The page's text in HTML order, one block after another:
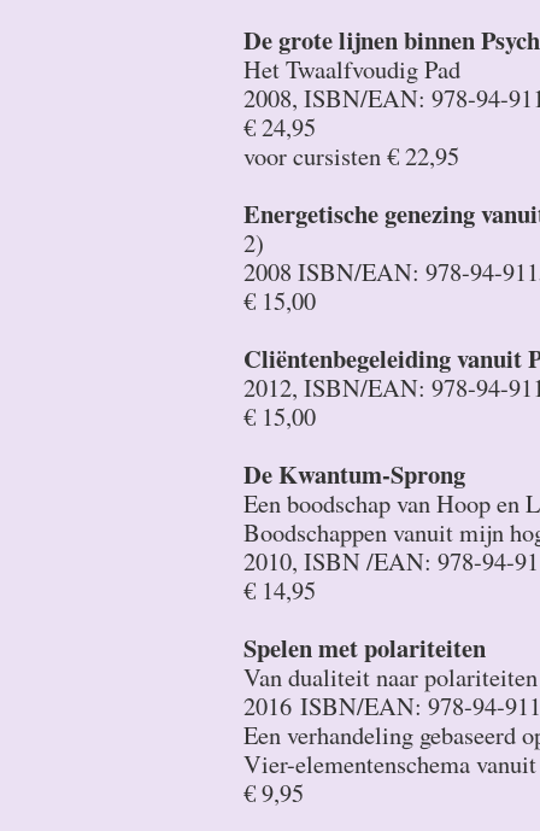
De grote lijnen binnen
Het Twaalfvoudig Pad
2008, ISBN/EAN: 978-94-
€ 24,95
voor cursisten € 22,95
Energetische genezing
2)
2008 ISBN/EAN: 978-94-
€ 15,00
Cliëntenbegeleiding vanuit
2012, ISBN/EAN: 978-94-
€ 15,00
De Kwantum-Sprong
Een boodschap van Hoop en
Boodschappen vanuit mijn
2010, ISBN /EAN: 978-94-
€ 14,95
Spelen met polariteiten
Van dualiteit naar polariteiten
2016 ISBN/EAN: 978-94-
Een verhandeling gebaseerd
Vier-elementenschema
€ 9,95